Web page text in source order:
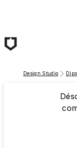
Design Studio